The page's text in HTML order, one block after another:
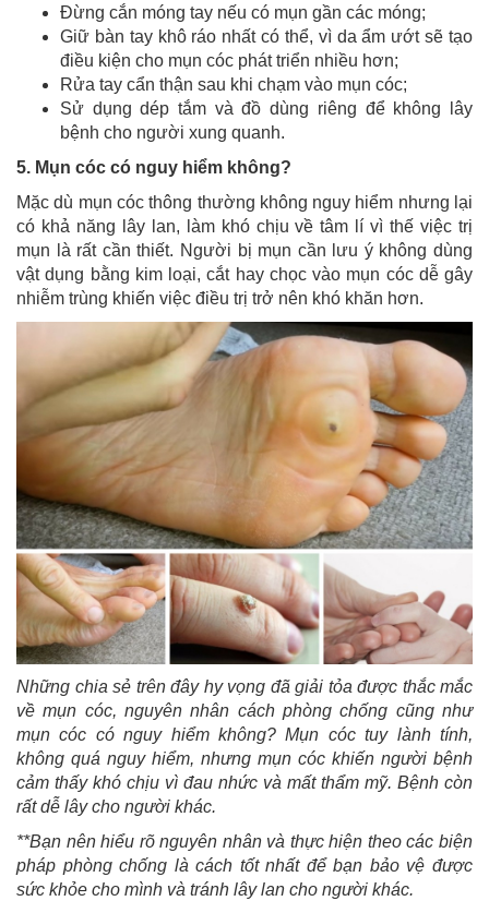
Đừng cắn móng tay nếu có mụn gần các móng;
Giữ bàn tay khô ráo nhất có thể, vì da ẩm ướt sẽ tạo
điều kiện cho mụn cóc phát triển nhiều hơn;
Rửa tay cẩn thận sau khi chạm vào mụn cóc;
Sử dụng dép tắm và đồ dùng riêng để không lây
bệnh cho người xung quanh.
5. Mụn cóc có nguy hiểm không?
Mặc dù mụn cóc thông thường không nguy hiểm nhưng lại
có khả năng lây lan, làm khó chịu về tâm lí vì thế việc trị
mụn là rất cần thiết. Người bị mụn cần lưu ý không dùng
vật dụng bằng kim loại, cắt hay chọc vào mụn cóc dễ gây
nhiễm trùng khiến việc điều trị trở nên khó khăn hơn.
Những chia sẻ trên đây hy vọng đã giải tỏa được thắc mắc
về mụn cóc, nguyên nhân cách phòng chống cũng như
mụn cóc có nguy hiểm không? Mụn cóc tuy lành tính,
không quá nguy hiểm, nhưng mụn cóc khiến người bệnh
cảm thấy khó chịu vì đau nhức và mất thẩm mỹ. Bệnh còn
rất dễ lây cho người khác.
**Bạn nên hiểu rõ nguyên nhân và thực hiện theo các biện
pháp phòng chống là cách tốt nhất để bạn bảo vệ được
sức khỏe cho mình và tránh lây lan cho người khác.